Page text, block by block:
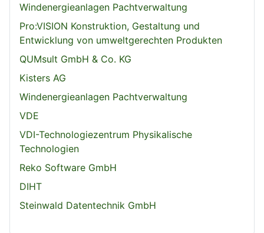
Windenergieanlagen Pachtverwaltung
Pro:VISION Konstruktion, Gestaltung und
Entwicklung von umweltgerechten Produkten
QUMsult GmbH & Co. KG
Kisters AG
Windenergieanlagen Pachtverwaltung
VDE
VDI-Technologiezentrum Physikalische
Technologien
Reko Software GmbH
DIHT
Steinwald Datentechnik GmbH